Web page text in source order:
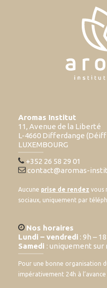
Aromas Institut
11, Avenue de la Liberté
L-4660 Differdange
LUXEMBOURG
+352 26 58 29 01
contact@aromas-
Aucune prise de rendez vous
sociaux, uniquement par
Nos horaires
Lundi – vendredi : 9h –
Samedi : uniquement sur
Pour une bonne organisation
impérativement 24h à